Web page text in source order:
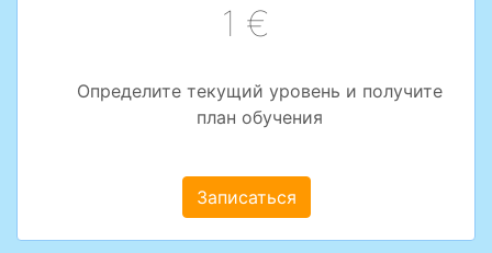
1 €
Определите текущий уровень и получите
план обучения
Записаться